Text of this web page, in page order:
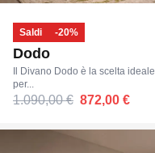
Saldi -20%
Dodo
Il Divano Dodo è la scelta ideale
per...
1.090,00 € 872,00 €